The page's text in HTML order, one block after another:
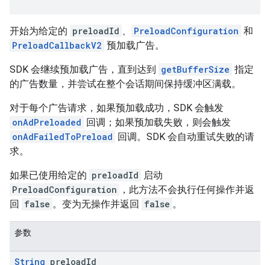
开始为给定的 preloadId 、 PreloadConfiguration 和
PreloadCallbackV2 预加载广告。
SDK 会继续预加载广告，直到达到 getBufferSize 指定
的广告数量，并尝试在整个会话期间保持缓冲区满载。
对于每个广告请求，如果预加载成功，SDK 会触发
onAdPreloaded 回调；如果预加载失败，则会触发
onAdFailedToPreload 回调。SDK 会自动重试失败的请
求。
如果已使用给定的 preloadId 启动
PreloadConfiguration
，此方法不会执行任何操作并返
回 false 。变为无操作并返回 false 。
参数
String preloadId